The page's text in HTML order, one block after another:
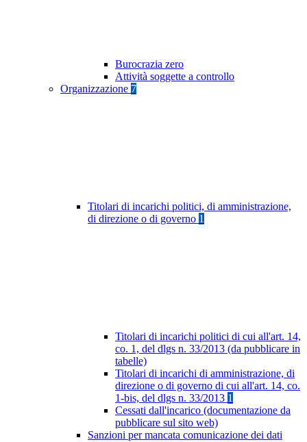
Burocrazia zero
Attività soggette a controllo
Organizzazione 7
Titolari di incarichi politici, di amministrazione,
di direzione o di governo 1
Titolari di incarichi politici di cui all'art. 14,
co. 1, del dlgs n. 33/2013 (da pubblicare in
tabelle)
Titolari di incarichi di amministrazione, di
direzione o di governo di cui all'art. 14, co.
1-bis, del dlgs n. 33/2013 1
Cessati dall'incarico (documentazione da
pubblicare sul sito web)
Sanzioni per mancata comunicazione dei dati